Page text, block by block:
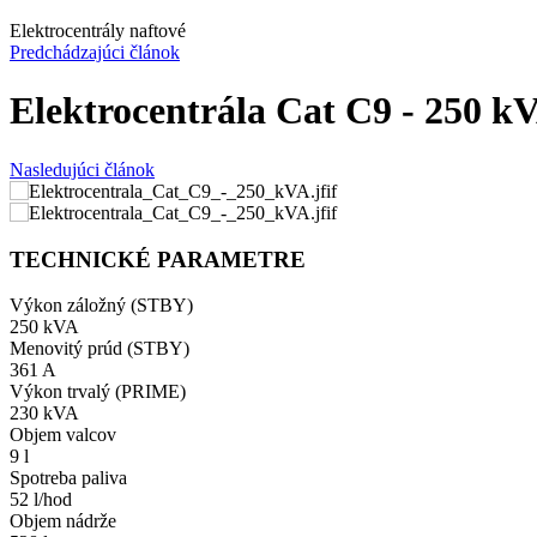
Elektrocentrály naftové
Predchádzajúci článok
Elektrocentrála Cat C9 - 250
Nasledujúci článok
TECHNICKÉ PARAMETRE
Výkon záložný (STBY)
250 kVA
Menovitý prúd (STBY)
361 A
Výkon trvalý (PRIME)
230 kVA
Objem valcov
9 l
Spotreba paliva
52 l/hod
Objem nádrže